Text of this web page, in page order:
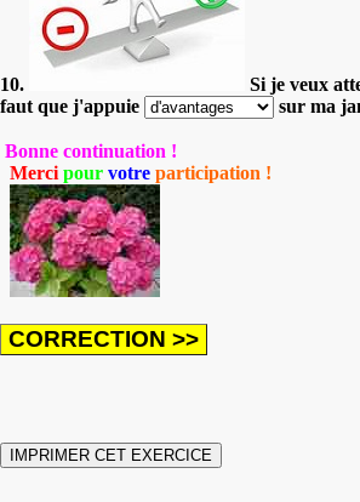
10.
Si je veux
faut que j'appuie
sur ma
Bonne continuation !
Merci pour votre participation !